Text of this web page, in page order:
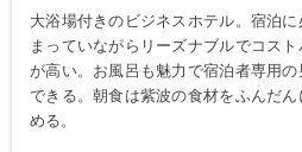
大浴場付きのビジネスホテル。宿泊
まっていながらリーズナブルでコス
が高い。お風呂も魅力で宿泊者専用
できる。朝食は紫波の食材をふんだ
める。